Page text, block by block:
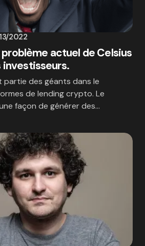
2022
actuel de Celsius
investisseurs.
partie des géants dans le
de lending crypto. Le
façon de générer des…